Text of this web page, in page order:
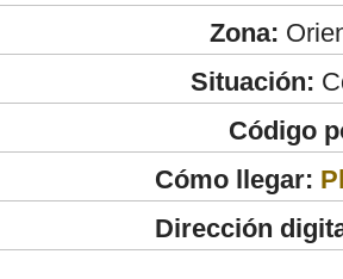
Zona:
Situación:
Código
Cómo llegar:
Dirección